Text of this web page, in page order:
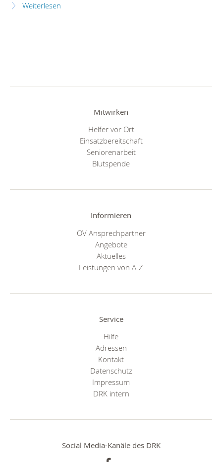
Weiterlesen
Mitwirken
Helfer vor Ort
Einsatzbereitschaft
Seniorenarbeit
Blutspende
Informieren
OV Ansprechpartner
Angebote
Aktuelles
Leistungen von A-Z
Service
Hilfe
Adressen
Kontakt
Datenschutz
Impressum
DRK intern
Social Media-Kanäle des DRK